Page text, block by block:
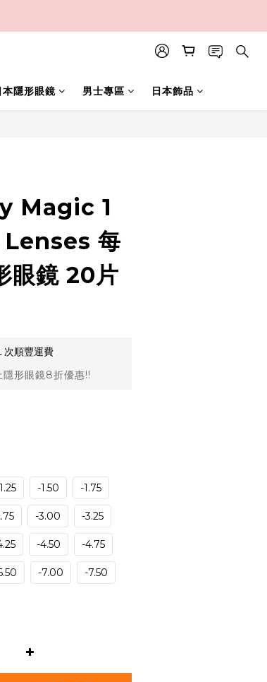
本隱形眼鏡 男士專區 日本飾品
Magic 1
每
眼鏡 20片
順豐運費
形眼鏡8折優惠!!
-1.50 -1.75
-3.00 -3.25
-4.50 -4.75
-7.00 -7.50